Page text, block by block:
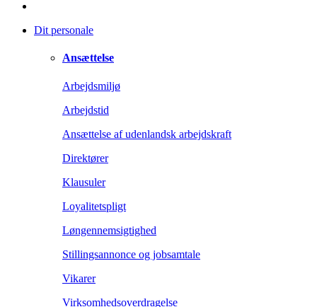
Dit personale
Ansættelse
Arbejdsmiljø
Arbejdstid
Ansættelse af udenlandsk arbejdskraft
Direktører
Klausuler
Loyalitetspligt
Løngennemsigtighed
Stillingsannonce og jobsamtale
Vikarer
Virksomhedsoverdragelse